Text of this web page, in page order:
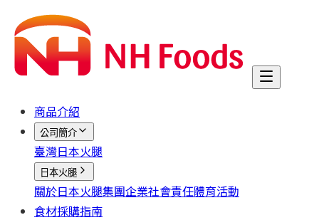
商品介紹
公司簡介
臺灣日本火腿
日本火腿
關於日本火腿集團企業社會責任體育活動
食材採購指南